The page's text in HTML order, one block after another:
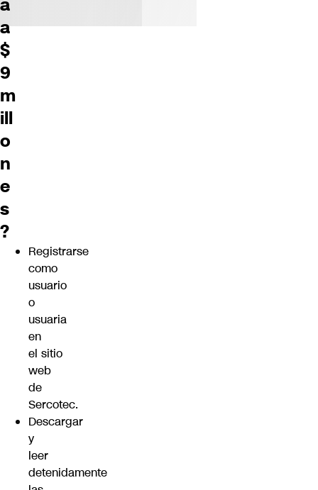
a
a
$
9
m
ill
o
n
e
s
?
Registrarse
como
usuario
o
usuaria
en
el sitio
web
de
Sercotec.
Descargar
y
leer
detenidamente